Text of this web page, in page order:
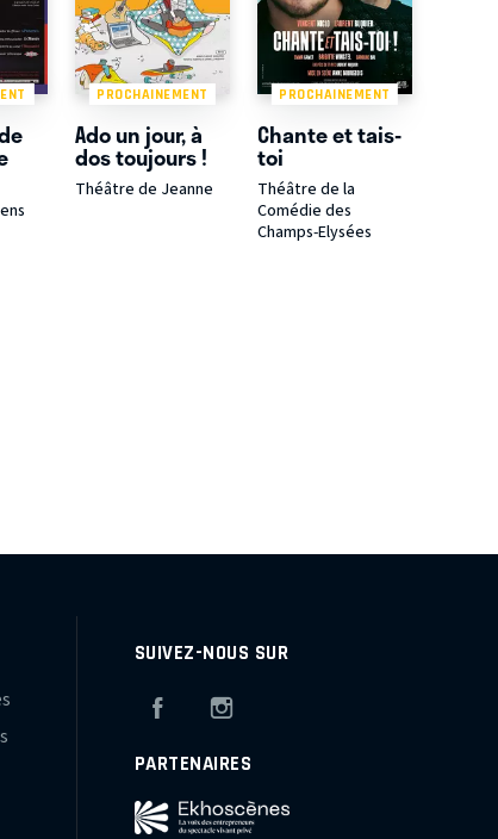
PROCHAINEMENT
Ado un jour, à
dos toujours !
Théâtre de Jeanne
PROCHAINEMENT
Chante et tais-
toi
Théâtre de la
Comédie des
Champs-Elysées
SUIVEZ-NOUS SUR
Facebook
PARTENAIRES